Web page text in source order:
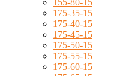
155-80-15
175-35-15
175-40-15
175-45-15
175-50-15
175-55-15
175-60-15